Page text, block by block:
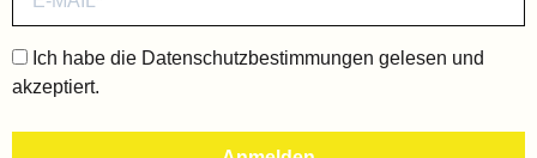
Ich habe die Datenschutzbestimmungen gelesen und
akzeptiert.